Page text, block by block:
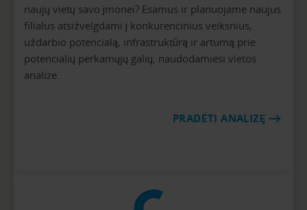
naujų vietų savo įmonei? Esamus ir planuojame naujus
filialus atsižvelgdami į konkurencinius veiksnius,
uždarbio potencialą, infrastruktūrą ir artumą prie
potencialių perkamųjų galių, naudodamiesi vietos
analize.
PRADĖTI ANALIZĘ